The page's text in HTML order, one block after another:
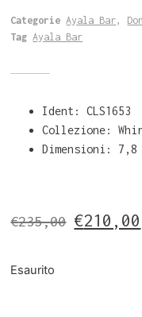
Categorie Ayala Bar,
Tag Ayala Bar
Ident: CLS1653
Collezione:
Dimensioni: 7,8
€235,00 €210,00
Esaurito